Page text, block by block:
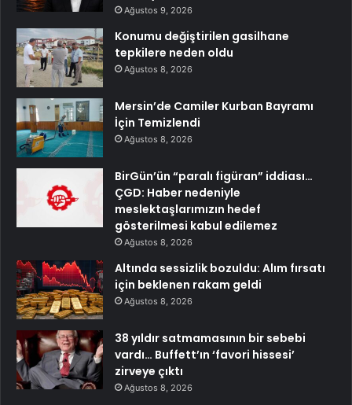
Ağustos 9, 2026
Konumu değiştirilen gasilhane
tepkilere neden oldu
Ağustos 8, 2026
Mersin’de Camiler Kurban Bayramı
İçin Temizlendi
Ağustos 8, 2026
BirGün’ün “paralı figüran” iddiası…
ÇGD: Haber nedeniyle
meslektaşlarımızın hedef
gösterilmesi kabul edilemez
Ağustos 8, 2026
Altında sessizlik bozuldu: Alım fırsatı
için beklenen rakam geldi
Ağustos 8, 2026
38 yıldır satmamasının bir sebebi
vardı… Buffett’ın ‘favori hissesi’
zirveye çıktı
Ağustos 8, 2026